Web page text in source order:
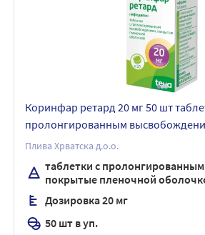
Коринфар ретард 20 мг 50 шт
пролонгированным
пленочной оболочкой
Плива Хрватска д.о.о.
таблетки с
покрытые пленочной
Дозировка 20 мг
50 шт в уп.